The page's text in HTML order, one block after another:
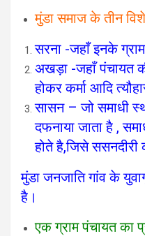
मुंडा समाज के तीन
सरना -जहाँ इनके
अखड़ा -जहाँ पंचायत
होकर कर्मा आदि
सासन – जो समाधी
दफनाया जाता है ,
होते है,जिसे
मुंडा जनजाति गांव के
है।
एक ग्राम पंचायत का